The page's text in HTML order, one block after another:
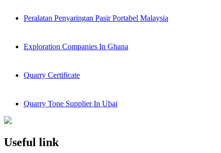
Peralatan Penyaringan Pasir Portabel Malaysia
Exploration Companies In Ghana
Quarry Certificate
Quarry Tone Supplier In Ubai
Useful link